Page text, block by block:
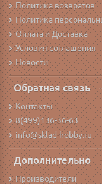
Политика возвратов
Политика
Оплата и Доставка
Условия соглашения
Новости
Обратная связь
Контакты
8(499)136-36-63
info@sklad-hobby.ru
Дополнительно
Производители